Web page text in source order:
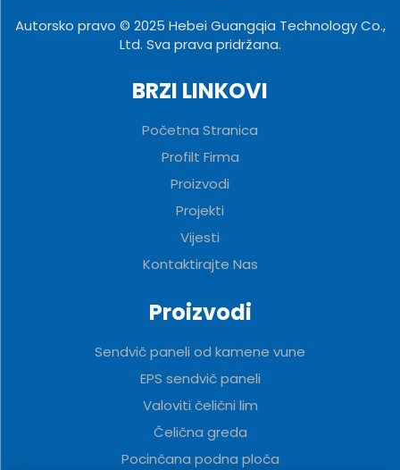
Autorsko pravo © 2025 Hebei Guangqia Technology Co.,
Ltd. Sva prava pridržana.
BRZI LINKOVI
Početna Stranica
Profilt Firma
Proizvodi
Projekti
Vijesti
Kontaktirajte Nas
Proizvodi
Sendvič paneli od kamene vune
EPS sendvič paneli
Valoviti čelični lim
Čelična greda
Pocinčana podna ploča